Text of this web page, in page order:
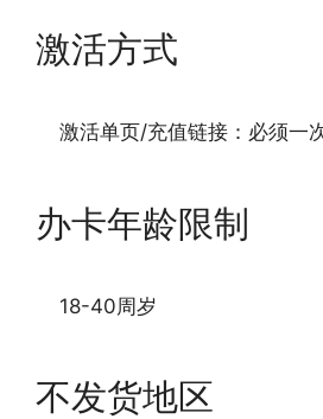
激活方式
激活单页/充值链接：必须一
办卡年龄限制
18-40周岁
不发货地区